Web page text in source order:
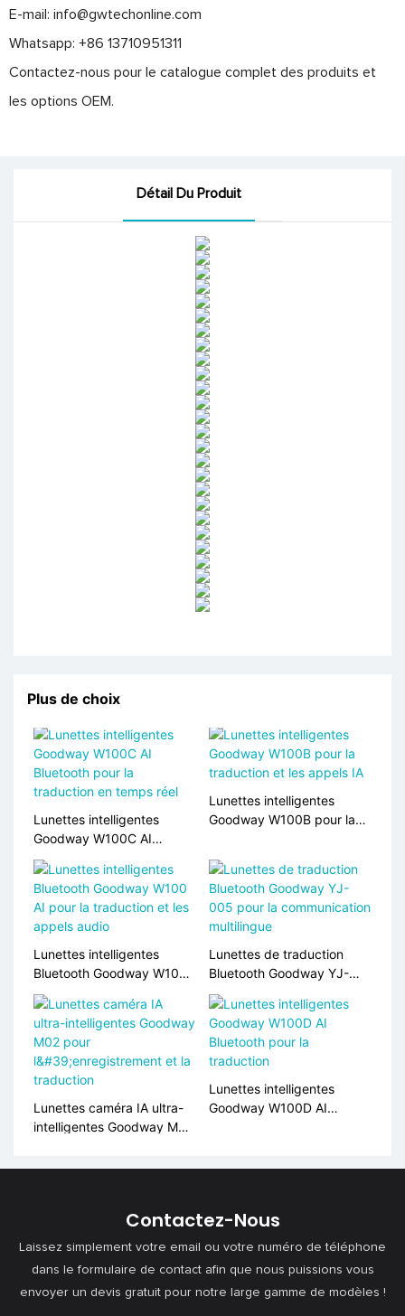
E-mail: info@gwtechonline.com
Whatsapp: +86 13710951311
Contactez-nous pour le catalogue complet des produits et
les options OEM.
Détail Du Produit
Plus de choix
Lunettes intelligentes
Goodway W100C AI
Bluetooth pour la
traduction en temps réel
Lunettes intelligentes
Goodway W100B pour la
Lunettes intelligentes
Bluetooth Goodway W100
AI pour la traduction et les
appels audio
Lunettes de traduction
Bluetooth Goodway YJ-
005 pour la communication
multilingue
Lunettes caméra IA ultra-
intelligentes Goodway M02
Lunettes intelligentes
Goodway W100D AI
Contactez-Nous
Laissez simplement votre email ou votre numéro de téléphone
dans le formulaire de contact afin que nous puissions vous
envoyer un devis gratuit pour notre large gamme de modèles !